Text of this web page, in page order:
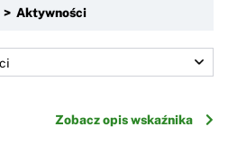
> Aktywności
Zobacz opis wskaźnika